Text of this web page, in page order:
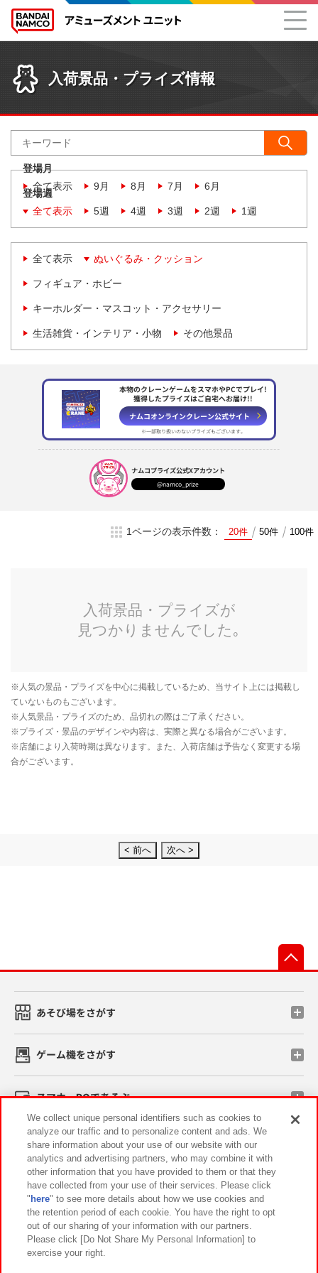
入荷景品・プライズ情報
登場月
全て表示
9月 8月 7月 6月
登場週
全て表示
5週 4週 3週 2週 1週
全て表示 ぬいぐるみ・クッション
フィギュア・ホビー
キーホルダー・マスコット・アクセサリー
生活雑貨・インテリア・小物 その他景品
本物のクレーンゲームをスマホやPCでプレイ!
獲得したプライズはご自宅へお届け!!
ナムコオンラインクレーン公式サイト
※一部取り扱いのないプライズもございます。
ナムコプライズ公式Xアカウント
@namco_prize
1ページの表示件数： 20件 50件 100件
< 前へ 次へ >
あそび場をさがす
ゲーム機をさがす
スマホ・PCであそぶ
イベント・キャンペーン
関連会社 サステナビリティ サイトポリシー
プライバシーポリシー ウェブアクセシビリティ方針と検証結果
お取引先さまとともに
We collect unique personal identifiers such as cookies to
analyze our traffic and to personalize content and ads. We
share information about your use of our website with our
analytics and advertising partners, who may combine it with
other information that you have provided to them or that they
have collected from your use of their services. Please click
" here" to see more details about how we use cookies and
the retention period of each cookie. You have the right to opt
out of our sharing of your information with our partners.
Please click [Do Not Share My Personal Information] to
exercise your right.